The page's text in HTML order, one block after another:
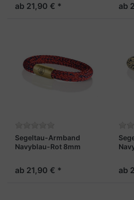
ab 21,90 € * ab
Segeltau-Armband
Navyblau-Rot 8mm
ab 21,90 € * ab